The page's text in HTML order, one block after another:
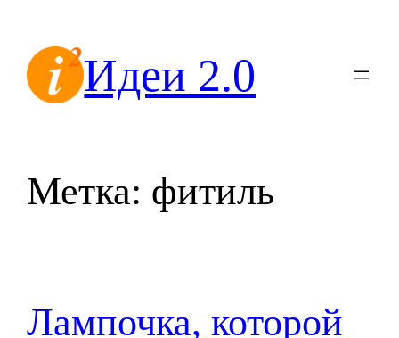
содержимомуИдеи 2.0
Метка: фитиль
Лампочка, которой